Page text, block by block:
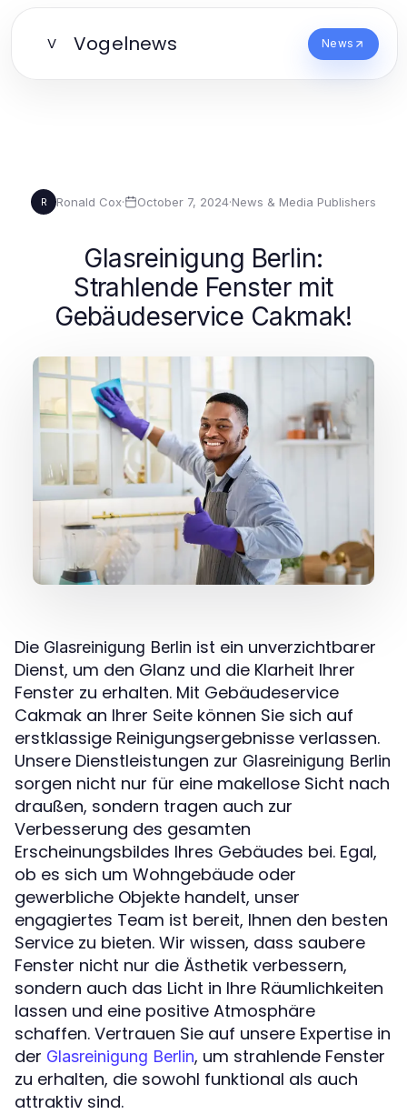
V Vogelnews News
R Ronald Cox· October 7, 2024·News & Media Publishers
Glasreinigung Berlin:
Strahlende Fenster mit
Gebäudeservice Cakmak!
Die Glasreinigung Berlin ist ein unverzichtbarer
Dienst, um den Glanz und die Klarheit Ihrer
Fenster zu erhalten. Mit Gebäudeservice
Cakmak an Ihrer Seite können Sie sich auf
erstklassige Reinigungsergebnisse verlassen.
Unsere Dienstleistungen zur Glasreinigung Berlin
sorgen nicht nur für eine makellose Sicht nach
draußen, sondern tragen auch zur
Verbesserung des gesamten
Erscheinungsbildes Ihres Gebäudes bei. Egal,
ob es sich um Wohngebäude oder
gewerbliche Objekte handelt, unser
engagiertes Team ist bereit, Ihnen den besten
Service zu bieten. Wir wissen, dass saubere
Fenster nicht nur die Ästhetik verbessern,
sondern auch das Licht in Ihre Räumlichkeiten
lassen und eine positive Atmosphäre
schaffen. Vertrauen Sie auf unsere Expertise in
der Glasreinigung Berlin, um strahlende Fenster
zu erhalten, die sowohl funktional als auch
attraktiv sind.